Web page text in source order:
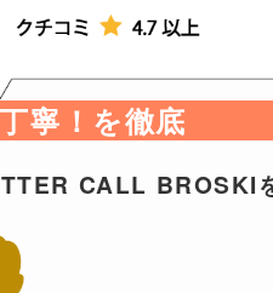
寧！を徹底
CALL BROSKI